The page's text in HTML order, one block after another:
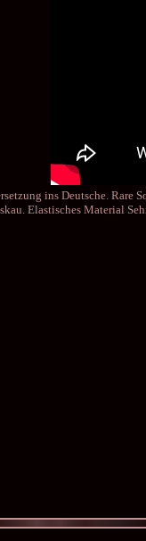
ins Deutsche.
Elastisches Material